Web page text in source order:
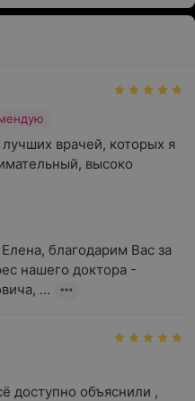
врачей, которых я
высоко
благодарим Вас за
нашего доктора -
...
доступно объяснили ,